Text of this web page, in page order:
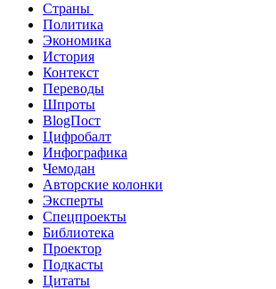
Страны
Политика
Экономика
История
Контекст
Переводы
Шпроты
BlogПост
Цифробалт
Инфографика
Чемодан
Авторские колонки
Эксперты
Спецпроекты
Библиотека
Проектор
Подкасты
Цитаты